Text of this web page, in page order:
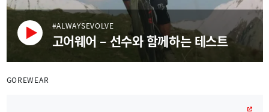
#ALWAYSEVOLVE
고어웨어 – 선수와 함께하는 테스트
GOREWEAR